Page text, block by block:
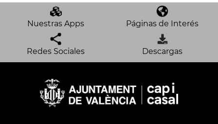
Nuestras Apps Páginas de Interés
Redes Sociales Descargas